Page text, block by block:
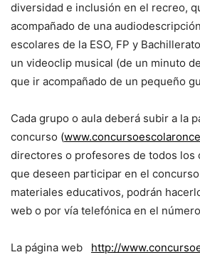
diversidad e inclusión en el recreo,
acompañado de una
escolares de la ESO, FP y
un videoclip musical (de un minuto
que ir acompañado de un pequeño
Cada grupo o aula deberá subir a la
concurso (
directores o profesores de todos los
que deseen participar en el
materiales educativos, podrán
web o por vía telefónica en el
La página web http://